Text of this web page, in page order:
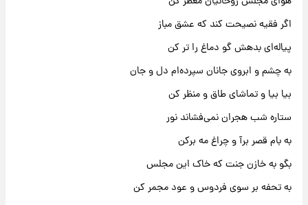
اگر فقیه نصیحت کند که عشق مباز
پیاله‌ای بدهش گو دماغ را تر کن
به چشم و ابروی جانان سپرده‌ام دل و جان
بیا بیا و تماشای طاق و منظر کن
ستاره شب هجران نمی‌فشاند نور
به بام قصر برآ و چراغ مه برکن
بگو به خازن جنت که خاک این مجلس
به تحفه بر سوی فردوس و عود مجمر کن